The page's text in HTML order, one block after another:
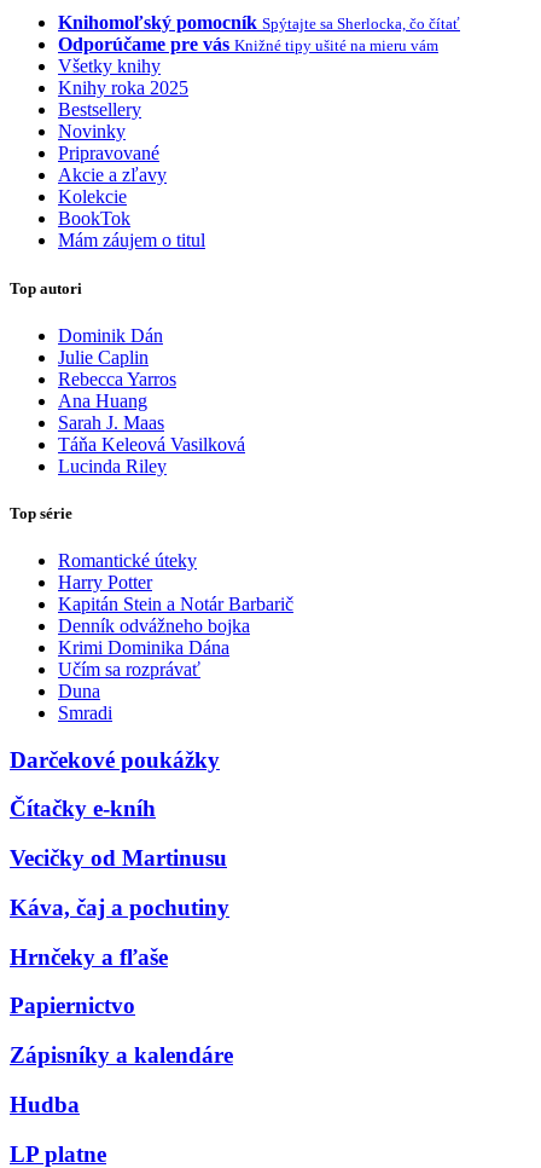
Knihomoľský pomocník Spýtajte sa Sherlocka, čo čítať
Odporúčame pre vás Knižné tipy ušité na mieru vám
Všetky knihy
Knihy roka 2025
Bestsellery
Novinky
Pripravované
Akcie a zľavy
Kolekcie
BookTok
Mám záujem o titul
Top autori
Dominik Dán
Julie Caplin
Rebecca Yarros
Ana Huang
Sarah J. Maas
Táňa Keleová Vasilková
Lucinda Riley
Top série
Romantické úteky
Harry Potter
Kapitán Stein a Notár Barbarič
Denník odvážneho bojka
Krimi Dominika Dána
Učím sa rozprávať
Duna
Smradi
Darčekové poukážky
Čítačky e-kníh
Vecičky od Martinusu
Káva, čaj a pochutiny
Hrnčeky a fľaše
Papiernictvo
Zápisníky a kalendáre
Hudba
LP platne